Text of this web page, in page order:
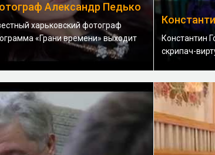
Александр Педько
харьковский фотограф
«Грани времени» выходит
Константин
скрипач-